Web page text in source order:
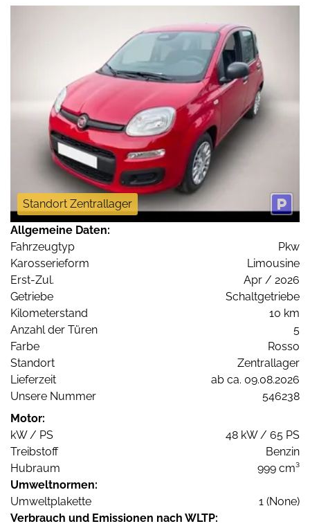
Standort Zentrallager
Allgemeine Daten:
Fahrzeugtyp
Pkw
Karosserieform
Limousine
Erst-Zul.
Apr / 2026
Getriebe
Schaltgetriebe
Kilometerstand
10 km
Anzahl der Türen
5
Farbe
Rosso
Standort
Zentrallager
Lieferzeit
ab ca. 09.08.2026
Unsere Nummer
546238
Motor:
kW / PS
48 kW / 65 PS
Treibstoff
Benzin
Hubraum
999 cm³
Umweltnormen:
Umweltplakette
1 (None)
Verbrauch und Emissionen nach WLTP: